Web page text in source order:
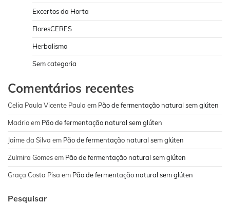
Excertos da Horta
FloresCERES
Herbalismo
Sem categoria
Comentários recentes
Celia Paula Vicente Paula em Pão de fermentação natural sem glúten
Madrioem Pão de fermentação natural sem glúten
Jaime da Silva em Pão de fermentação natural sem glúten
Zulmira Gomesem Pão de fermentação natural sem glúten
Graça Costa Pisa em Pão de fermentação natural sem glúten
Pesquisar